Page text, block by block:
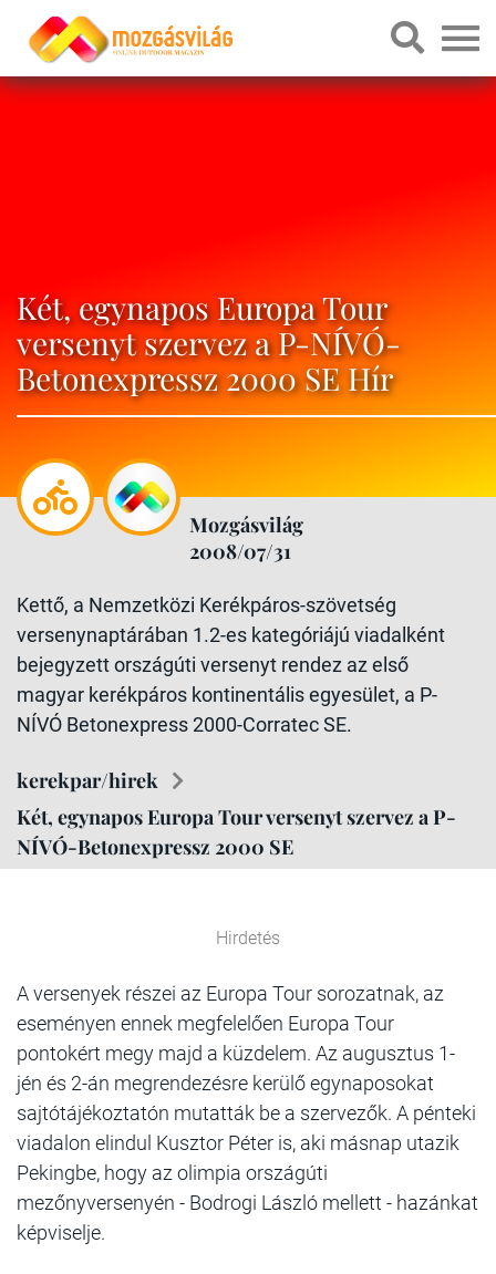
Két, egynapos Europa Tour
versenyt szervez a P-NÍVÓ-
Betonexpressz 2000 SE Hír
Mozgásvilág
2008/07/31
Kettő, a Nemzetközi Kerékpáros-szövetség
versenynaptárában 1.2-es kategóriájú viadalként
bejegyzett országúti versenyt rendez az első
magyar kerékpáros kontinentális egyesület, a P-
NÍVÓ Betonexpress 2000-Corratec SE.
kerekpar/hirek
Két, egynapos Europa Tour versenyt szervez a P-
NÍVÓ-Betonexpressz 2000 SE
Hirdetés
A versenyek részei az Europa Tour sorozatnak, az
eseményen ennek megfelelően Europa Tour
pontokért megy majd a küzdelem. Az augusztus 1-
jén és 2-án megrendezésre kerülő egynaposokat
sajtótájékoztatón mutatták be a szervezők. A pénteki
viadalon elindul Kusztor Péter is, aki másnap utazik
Pekingbe, hogy az olimpia országúti
mezőnyversenyén - Bodrogi László mellett - hazánkat
képviselje.